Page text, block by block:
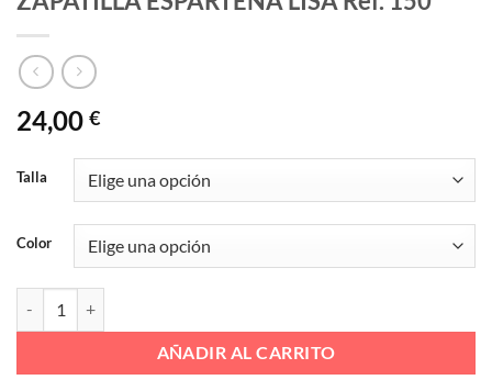
24,00 €
Talla
Color
AÑADIR AL CARRITO